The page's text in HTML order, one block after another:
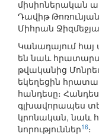
միսիոներական
Դավիթ
Միհրան
Կանադայում
են նաև
թվականից
եկեղեցին
հանդեսը։
գլխավորապես
կրոնական, նաև
նորություններ16։